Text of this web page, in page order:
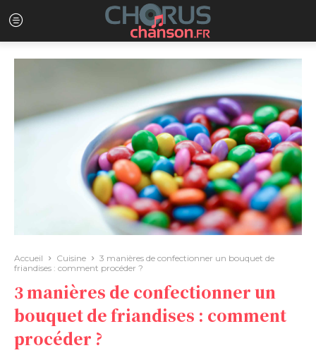
Accueil Cuisine
3 manières de confectionner un bouquet de
friandises : comment procéder ?
3 manières de confectionner un
bouquet de friandises : comment
procéder ?